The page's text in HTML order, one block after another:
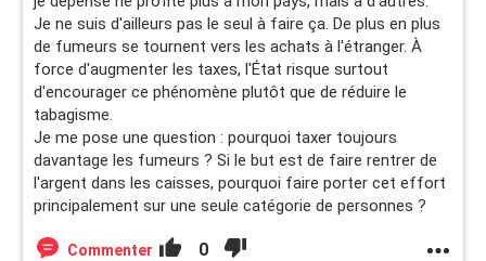
Je ne suis d'ailleurs pas le seul à faire ça. De plus en plus
de fumeurs se tournent vers les achats à l'étranger. À
force d'augmenter les taxes, l'État risque surtout
d'encourager ce phénomène plutôt que de réduire le
tabagisme.
Je me pose une question : pourquoi taxer toujours
davantage les fumeurs ? Si le but est de faire rentrer de
l'argent dans les caisses, pourquoi faire porter cet effort
principalement sur une seule catégorie de personnes ?
Commenter 0